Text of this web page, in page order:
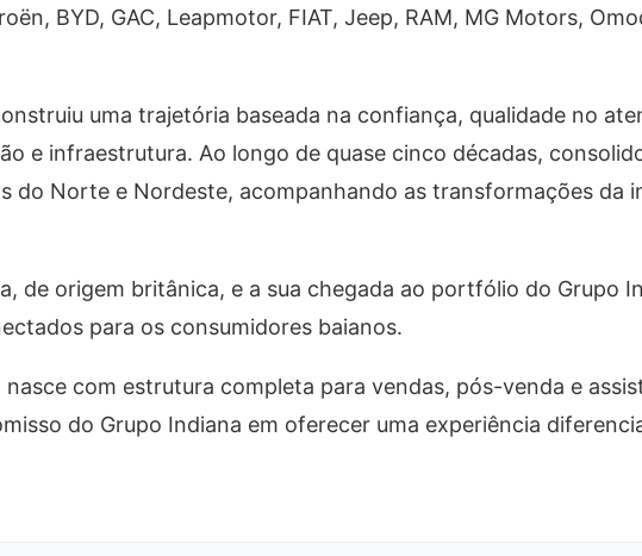
BYD, GAC, Leapmotor, FIAT, Jeep, RAM, MG Motors,
uma trajetória baseada na confiança, qualidade no
e infraestrutura. Ao longo de quase cinco décadas,
do Norte e Nordeste, acompanhando as transformações da
de origem britânica, e a sua chegada ao portfólio do Grupo
para os consumidores baianos.
com estrutura completa para vendas, pós-venda e
do Grupo Indiana em oferecer uma experiência